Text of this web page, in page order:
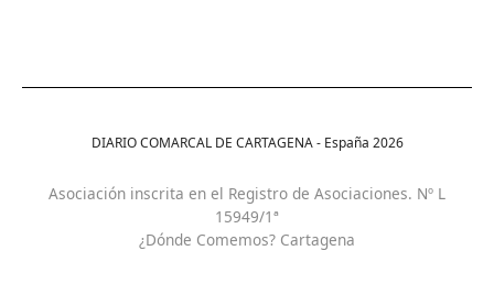
DIARIO COMARCAL DE CARTAGENA - España 2026
Asociación inscrita en el Registro de Asociaciones. Nº L
15949/1ª
¿Dónde Comemos? Cartagena